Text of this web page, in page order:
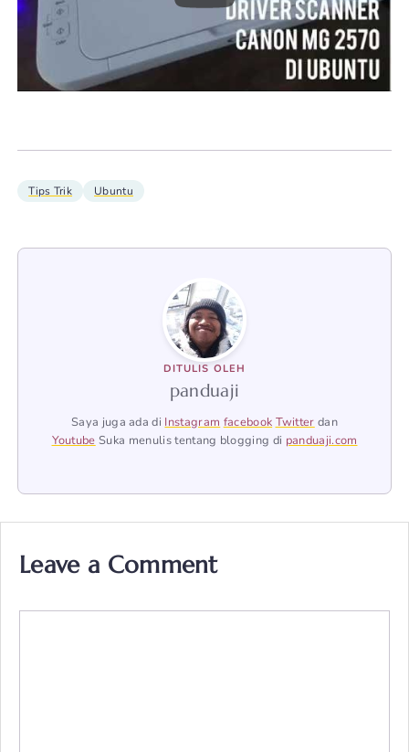
Tips Trik Ubuntu
DITULIS OLEH
panduaji
Saya juga ada di Instagram facebook Twitter dan
Youtube Suka menulis tentang blogging di panduaji.com
Leave a Comment